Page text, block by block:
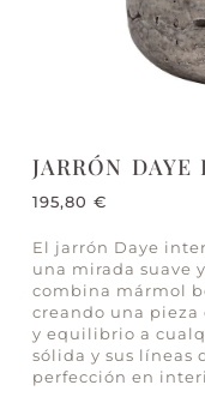
JARRÓN DAYE
195,80 €
El jarrón Daye
una mirada suave
combina mármol
creando una
y equilibrio a
sólida y sus líneas
perfección en